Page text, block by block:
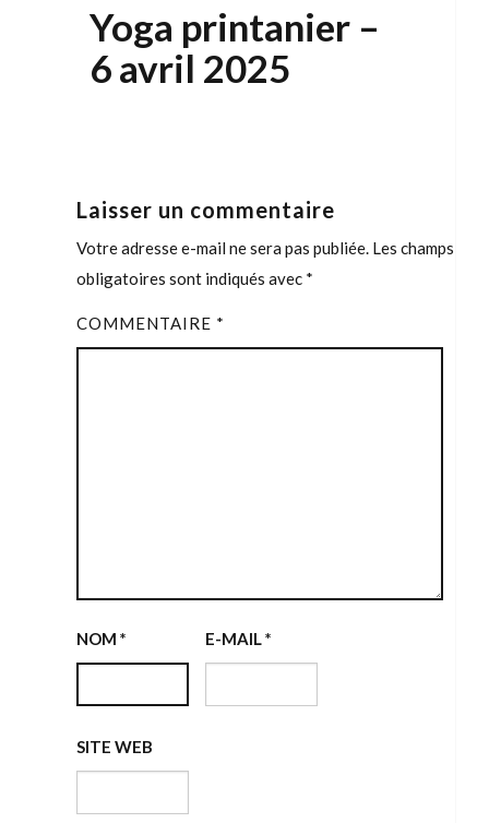
Yoga printanier –
6 avril 2025
Laisser un commentaire
Votre adresse e-mail ne sera pas publiée. Les champs
obligatoires sont indiqués avec *
COMMENTAIRE *
NOM * E-MAIL*
SITE WEB